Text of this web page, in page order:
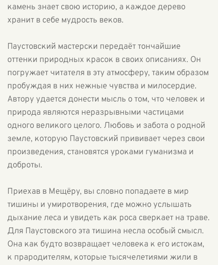
камень знает свою историю, а каждое дерево
хранит в себе мудрость веков.
Паустовский мастерски передаёт тончайшие
оттенки природных красок в своих описаниях. Он
погружает читателя в эту атмосферу, таким образом
пробуждая в них нежные чувства и милосердие.
Автору удается донести мысль о том, что человек и
природа являются неразрывными частицами
одного великого целого. Любовь и забота о родной
земле, которую Паустовский прививает через свои
произведения, становятся уроками гуманизма и
доброты.
Приехав в Мещёру, вы словно попадаете в мир
тишины и умиротворения, где можно услышать
дыхание леса и увидеть как роса сверкает на траве.
Для Паустовского эта тишина несла особый смысл.
Она как будто возвращает человека к его истокам,
к прародителям, которые тысячелетиями жили в